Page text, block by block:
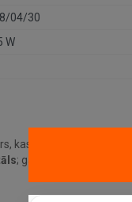
04/30
W
kas paredzēts
; gaismas avots / cokols